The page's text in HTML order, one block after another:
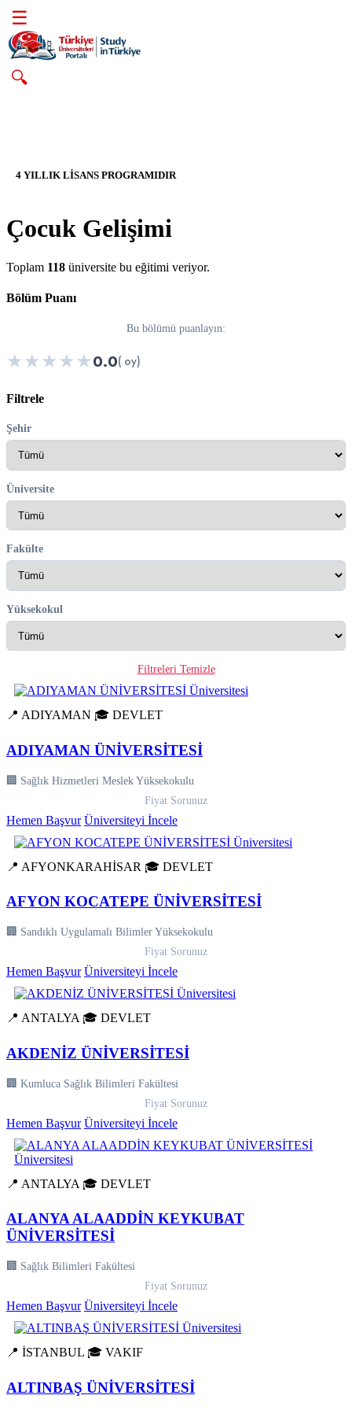
☰
🔍
4 YILLIK LİSANS PROGRAMIDIR
Çocuk Gelişimi
Toplam 118 üniversite bu eğitimi veriyor.
Bölüm Puanı
Bu bölümü puanlayın:
★★★★★0.0( oy)
Filtrele
Şehir
Üniversite
Fakülte
Yüksekokul
Filtreleri Temizle
📍 ADIYAMAN 🎓 DEVLET
ADIYAMAN ÜNİVERSİTESİ
🏢 Sağlık Hizmetleri Meslek Yüksekokulu
Fiyat Sorunuz
Hemen Başvur Üniversiteyi İncele
📍 AFYONKARAHİSAR 🎓 DEVLET
AFYON KOCATEPE ÜNİVERSİTESİ
🏢 Sandıklı Uygulamalı Bilimler Yüksekokulu
Fiyat Sorunuz
Hemen Başvur Üniversiteyi İncele
📍 ANTALYA 🎓 DEVLET
AKDENİZ ÜNİVERSİTESİ
🏢 Kumluca Sağlık Bilimleri Fakültesi
Fiyat Sorunuz
Hemen Başvur Üniversiteyi İncele
📍 ANTALYA 🎓 DEVLET
ALANYA ALAADDİN KEYKUBAT
ÜNİVERSİTESİ
🏢 Sağlık Bilimleri Fakültesi
Fiyat Sorunuz
Hemen Başvur Üniversiteyi İncele
📍 İSTANBUL 🎓 VAKIF
ALTINBAŞ ÜNİVERSİTESİ